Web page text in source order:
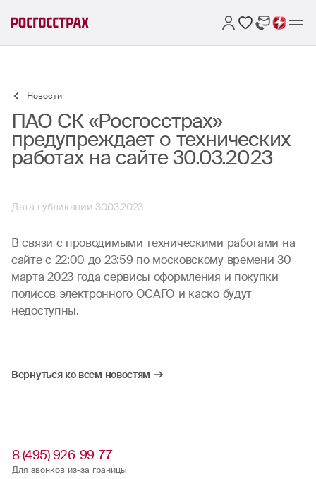
Новости
ПАО СК «Росгосстрах»
предупреждает о технических
работах на сайте 30.03.2023
Дата публикации 30.03.2023
В связи с проводимыми техническими работами на
сайте с 22:00 до 23:59 по московскому времени 30
марта 2023 года сервисы оформления и покупки
полисов электронного ОСАГО и каско будут
недоступны.
Вернуться ко всем новостям
8 (495) 926-99-77
Для звонков из-за границы